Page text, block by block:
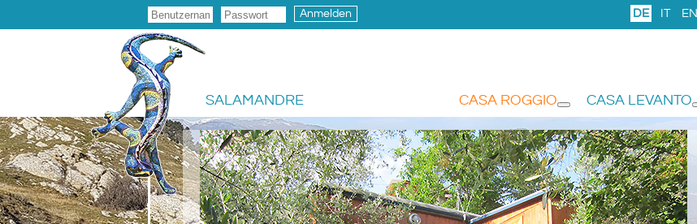
Anmelden DE IT EN
SALAMANDRE CASA LEVANTO
CASA ROGGIO